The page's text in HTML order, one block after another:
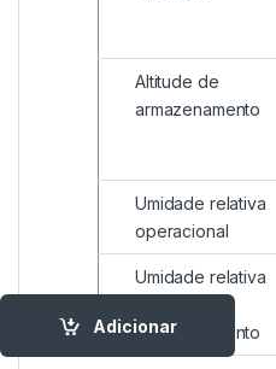
Adicionar
Altitude de
armazenamento
Umidade relativa
operacional
Umidade relativa
armazenamento